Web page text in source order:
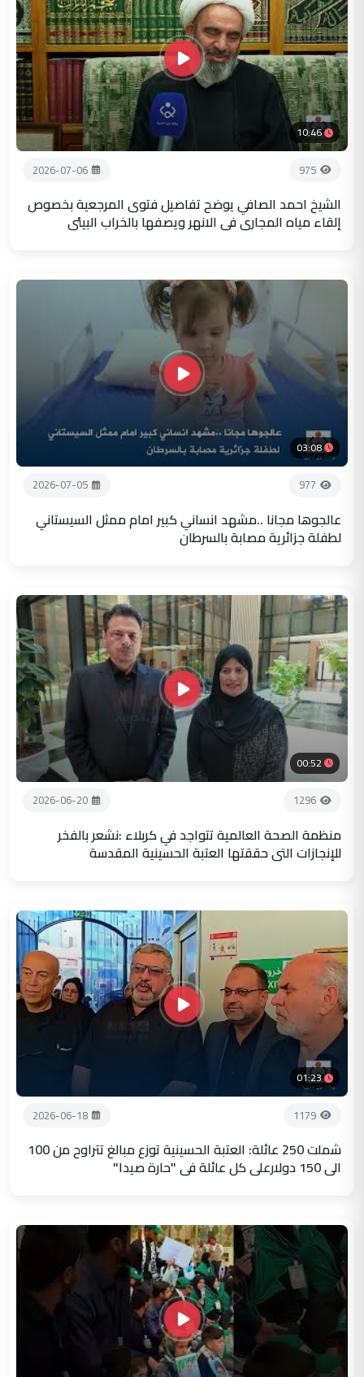
10:46
975
2026-07-06
الشيخ احمد الصافي يوضح تفاصيل فتوى المرجعية بخصوص
إلقاء مياه المجاري في الانهر ويصفها بالخراب البيئي
03:08
977
2026-07-05
عالجوها مجانا ..مشهد انساني كبير امام ممثل السيستاني
لطفلة جزائرية مصابة بالسرطان
00:52
1296
2026-06-20
منظمة الصحة العالمية تتواجد في كربلاء :نشعر بالفخر
للإنجازات التي حققتها العتبة الحسينية المقدسة
01:23
1179
2026-06-18
شملت 250 عائلة: العتبة الحسينية توزع مبالغ تتراوح من 100
الى 150 دولارعلى كل عائلة في "حارة صيدا"